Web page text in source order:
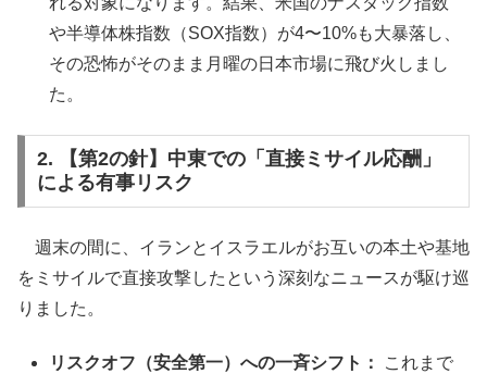
や半導体株指数（SOX指数）が4〜10%も大暴落し、
その恐怖がそのまま月曜の日本市場に飛び火しまし
た。
2. 【第2の針】中東での「直接ミサイル応酬」
による有事リスク
週末の間に、イランとイスラエルがお互いの本土や基地
をミサイルで直接攻撃したという深刻なニュースが駆け巡
りました。
リスクオフ（安全第一）への一斉シフト：
これまで